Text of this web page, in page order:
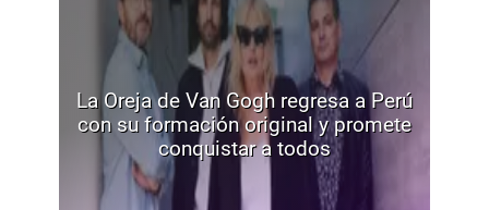
La Oreja de Van Gogh regresa a Perú
con su formación original y promete
conquistar a todos